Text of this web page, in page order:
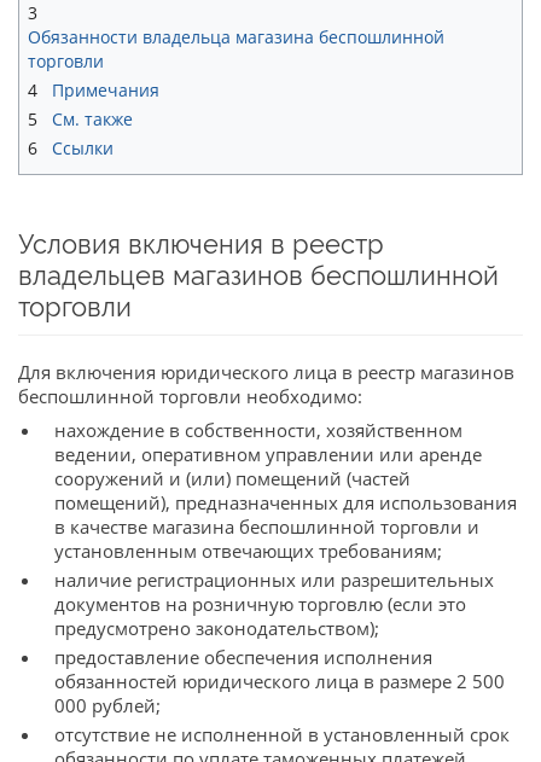
3
Обязанности владельца магазина беспошлинной
торговли
4
Примечания
5
См. также
6
Ссылки
Условия включения в реестр
владельцев магазинов беспошлинной
торговли
Для включения юридического лица в реестр магазинов
беспошлинной торговли необходимо:
нахождение в собственности, хозяйственном
ведении, оперативном управлении или аренде
сооружений и (или) помещений (частей
помещений), предназначенных для использования
в качестве магазина беспошлинной торговли и
установленным отвечающих требованиям;
наличие регистрационных или разрешительных
документов на розничную торговлю (если это
предусмотрено законодательством);
предоставление обеспечения исполнения
обязанностей юридического лица в размере 2 500
000 рублей;
отсутствие не исполненной в установленный срок